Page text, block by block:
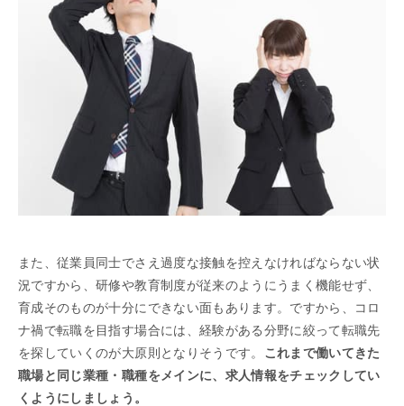
また、従業員同士でさえ過度な接触を控えなければならない状
況ですから、研修や教育制度が従来のようにうまく機能せず、
育成そのものが十分にできない面もあります。ですから、コロ
ナ禍で転職を目指す場合には、経験がある分野に絞って転職先
を探していくのが大原則となりそうです。 これまで働いてきた
職場と同じ業種・職種をメインに、求人情報をチェックしてい
くようにしましょう。